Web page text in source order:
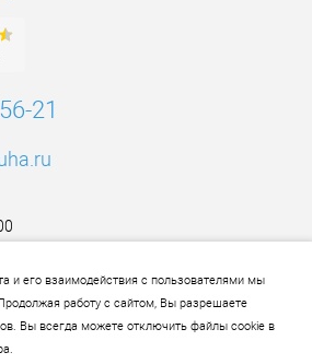
и его взаимодействия с пользователями мы
работу с сайтом, Вы разрешаете
Вы всегда можете отключить файлы cookie в
21